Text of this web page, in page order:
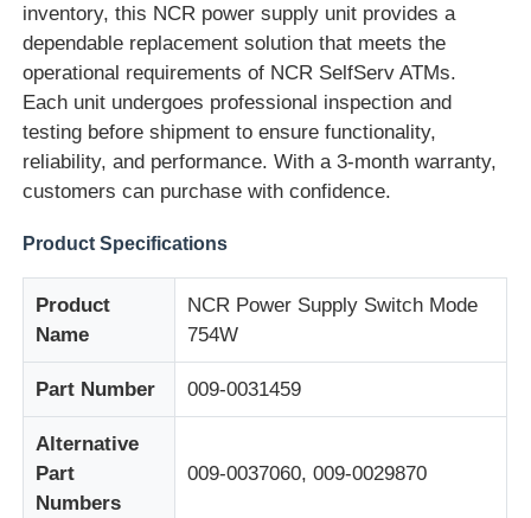
ホーム
製品
ビデオ
品質管理
inventory, this NCR power supply unit provides a
dependable replacement solution that meets the
operational requirements of NCR SelfServ ATMs.
Each unit undergoes professional inspection and
testing before shipment to ensure functionality,
reliability, and performance. With a 3-month warranty,
customers can purchase with confidence.
Product Specifications
Product
Name
NCR Power Supply Switch Mode
754W
Part Number 009-0031459
Alternative
Part
Numbers
009-0037060, 009-0029870